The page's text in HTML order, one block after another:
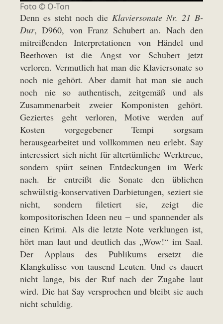
Foto © O-Ton
Denn es steht noch die Klaviersonate Nr. 21 B-
Dur, D960, von Franz Schubert an. Nach den
mitreißenden Interpretationen von Händel und
Beethoven ist die Angst vor Schubert jetzt
verloren. Vermutlich hat man die Klaviersonate so
noch nie gehört. Aber damit hat man sie auch
noch nie so authentisch, zeitgemäß und als
Zusammenarbeit zweier Komponisten gehört.
Geziertes geht verloren, Motive werden auf
Kosten vorgegebener Tempi sorgsam
herausgearbeitet und vollkommen neu erlebt. Say
interessiert sich nicht für altertümliche Werktreue,
sondern spürt seinen Entdeckungen im Werk
nach. Er entreißt die Sonate den üblichen
schwülstig-konservativen Darbietungen, seziert sie
nicht, sondern filetiert sie, zeigt die
kompositorischen Ideen neu – und spannender als
einen Krimi. Als die letzte Note verklungen ist,
hört man laut und deutlich das „Wow!“ im Saal.
Der Applaus des Publikums ersetzt die
Klangkulisse von tausend Leuten. Und es dauert
nicht lange, bis der Ruf nach der Zugabe laut
wird. Die hat Say versprochen und bleibt sie auch
nicht schuldig.